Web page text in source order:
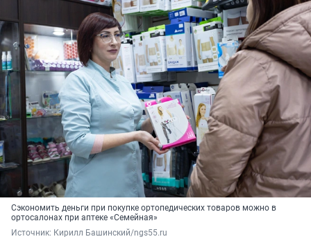
Сэкономить деньги при покупке ортопедических товаров можно в
ортосалонах при аптеке «Семейная»
Источник: Кирилл Башинский/ngs55.ru